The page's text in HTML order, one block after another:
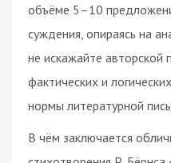
объёме 5–10
суждения, опираясь на
не искажайте авторской
фактических и
нормы литературной
В чём заключается